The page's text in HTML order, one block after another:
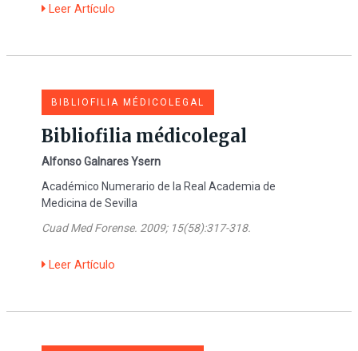
Leer Artículo
BIBLIOFILIA MÉDICOLEGAL
Bibliofilia médicolegal
Alfonso Galnares Ysern
Académico Numerario de la Real Academia de
Medicina de Sevilla
Cuad Med Forense. 2009; 15(58):317-318.
Leer Artículo